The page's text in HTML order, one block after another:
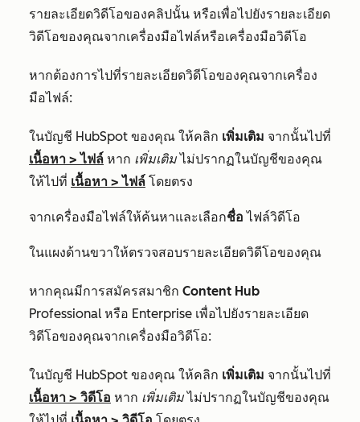
รายละเอียดวิดีโอของคลิปนั้น หรือเพื่อไปยังรายละเอียด
วิดีโอของคุณจากเครื่องมือไฟล์หรือเครื่องมือวิดีโอ
หากต้องการไปที่รายละเอียดวิดีโอของคุณจากเครื่อง
มือไฟล์:
ในบัญชี HubSpot ของคุณ ให้คลิก เพิ่มเติม จากนั้นไปที่
เนื้อหา >ไฟล์ หาก เพิ่มเติมไม่ปรากฏในบัญชีของคุณ
ให้ไปที่ เนื้อหา >ไฟล์ โดยตรง
จากเครื่องมือไฟล์ให้ค้นหาและเลือกชื่อไฟล์วิดีโอ
ในแผงด้านขวาให้ตรวจสอบรายละเอียดวิดีโอของคุณ
หากคุณมีการสมัครสมาชิก Content Hub
Professional หรือ Enterprise เพื่อไปยังรายละเอียด
วิดีโอของคุณจากเครื่องมือวิดีโอ:
ในบัญชี HubSpot ของคุณ ให้คลิก เพิ่มเติม จากนั้นไปที่
เนื้อหา > วิดีโอ หาก เพิ่มเติมไม่ปรากฏในบัญชีของคุณ